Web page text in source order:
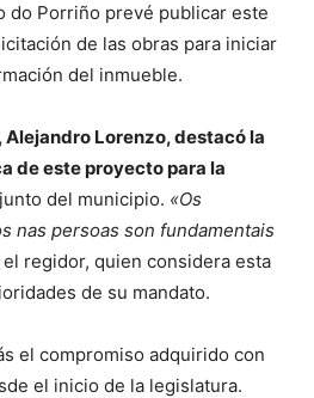
do Porriño prevé publicar este
de las obras para iniciar
del inmueble.
Alejandro Lorenzo, destacó la
de este proyecto para la
del municipio. «Os
nas persoas son fundamentais
regidor, quien considera esta
de su mandato.
el compromiso adquirido con
el inicio de la legislatura.